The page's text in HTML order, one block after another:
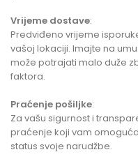
Vrijeme dostave:
Predviđeno vrijeme
vašoj lokaciji. Imajte na
može potrajati malo duže
faktora.
Praćenje pošiljke:
Za vašu sigurnost i
praćenje koji vam
status svoje narudžbe.